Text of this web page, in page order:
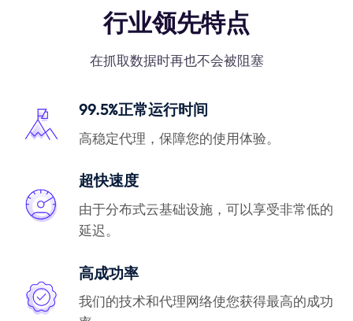
行业领先特点
在抓取数据时再也不会被阻塞
99.5%正常运行时间
高稳定代理，保障您的使用体验。
超快速度
由于分布式云基础设施，可以享受非常低的
延迟。
高成功率
我们的技术和代理网络使您获得最高的成功